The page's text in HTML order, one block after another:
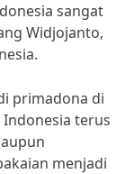
sangat
Widjojanto,
primadona di
terus
menjadi